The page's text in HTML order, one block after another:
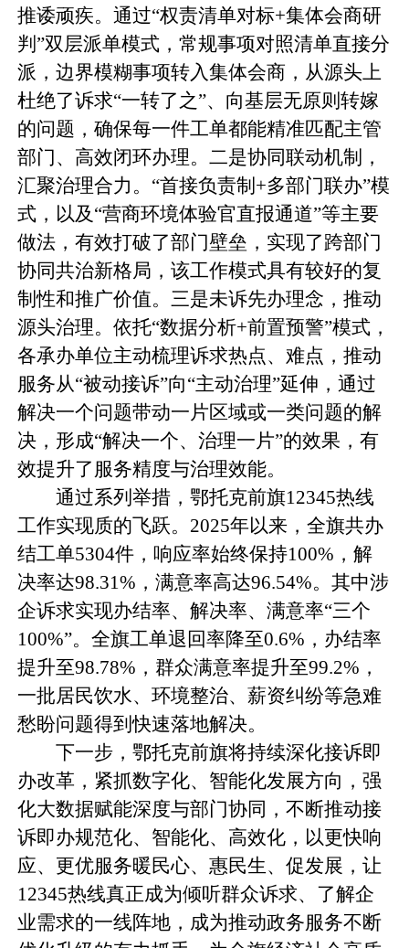
推诿顽疾。通过“权责清单对标+集体会商研
判”双层派单模式，常规事项对照清单直接分
派，边界模糊事项转入集体会商，从源头上
杜绝了诉求“一转了之”、向基层无原则转嫁
的问题，确保每一件工单都能精准匹配主管
部门、高效闭环办理。二是协同联动机制，
汇聚治理合力。“首接负责制+多部门联办”模
式，以及“营商环境体验官直报通道”等主要
做法，有效打破了部门壁垒，实现了跨部门
协同共治新格局，该工作模式具有较好的复
制性和推广价值。三是未诉先办理念，推动
源头治理。依托“数据分析+前置预警”模式，
各承办单位主动梳理诉求热点、难点，推动
服务从“被动接诉”向“主动治理”延伸，通过
解决一个问题带动一片区域或一类问题的解
决，形成“解决一个、治理一片”的效果，有
效提升了服务精度与治理效能。
通过系列举措，鄂托克前旗12345热线
工作实现质的飞跃。2025年以来，全旗共办
结工单5304件，响应率始终保持100%，解
决率达98.31%，满意率高达96.54%。其中涉
企诉求实现办结率、解决率、满意率“三个
100%”。全旗工单退回率降至0.6%，办结率
提升至98.78%，群众满意率提升至99.2%，
一批居民饮水、环境整治、薪资纠纷等急难
愁盼问题得到快速落地解决。
下一步，鄂托克前旗将持续深化接诉即
办改革，紧抓数字化、智能化发展方向，强
化大数据赋能深度与部门协同，不断推动接
诉即办规范化、智能化、高效化，以更快响
应、更优服务暖民心、惠民生、促发展，让
12345热线真正成为倾听群众诉求、了解企
业需求的一线阵地，成为推动政务服务不断